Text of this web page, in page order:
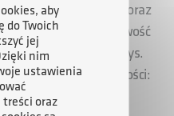
administracyjnym oraz
będzie miała możliwość
o pow. ok. 5 tys.
do działalności:
sztucznych,
aby
do Twoich
jej
nim
ustawienia
oraz